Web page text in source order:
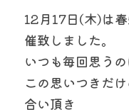
12月17日(木)は
催致しました。
いつも毎回思う
この思いつきだ
合い頂き